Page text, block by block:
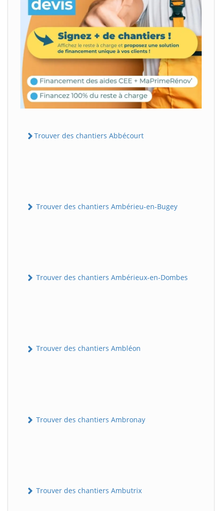
Trouver des chantiers Abbécourt
Trouver des chantiers Ambérieu-en-Bugey
Trouver des chantiers Ambérieux-en-Dombes
Trouver des chantiers Ambléon
Trouver des chantiers Ambronay
Trouver des chantiers Ambutrix